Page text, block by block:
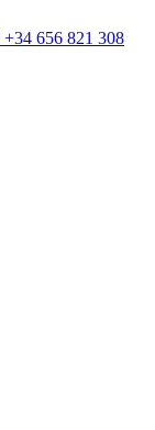
+34 656 821 308